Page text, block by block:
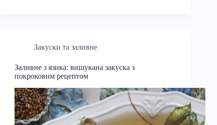
Закуски та заливне
Заливне з язика: вишукана закуска з
покроковим рецептом